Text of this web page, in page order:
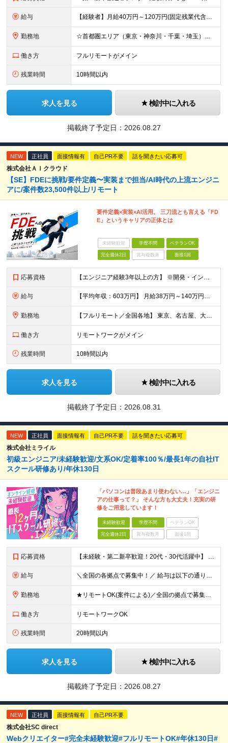
給与 【経験者】月給40万円～120万円(固定残業代含む)+各種手当 ★前職給与の総収入額を100％保証｜還元率84％〜100％ ★20代の平均年収570万円 ※月給には、みなし残業手当(月30時間／5万
勤務地 ☆首都圏エリア（東京・神奈川・千葉・埼玉）・名古屋・大阪・福岡を中心とした全国各地のプロジェクト先に参画いただきます。 ※希望をヒアリングした上で決定します ☆全国各地からフルリモートOK 【本社】
働き方 フルリモートがメイン
残業時間 10時間以内
求人を見る 検討中に入れる
掲載終了予定日： 2026.08.27
NEW 正社員 面接情報有 自己PR不要 話を聞きたい応募可
株式会社ＡＩクラウド
【SE】FDEに挑戦/要件定義〜実装まで担当/AI時代の上流エンジニ
アに/案件数23,500件以上/リモート
要件定義×実装×AI活用。 三刀流とも言える「FD
E」というキャリアの正体とは
未経験歓迎 学歴不問 ベテランOK
完全週休2日 賞与複数月 面接1回
応募資格 【エンジニア経験3年以上の方】 ※開発・インフラ・工程・言語一切不問 ※文理・学歴不問 【歓迎条件】 ◆Python実務経験がある方 ◆LLM・生成AIを使った開発経験がある方 ◆要件定義・顧客折衝
給与 【平均年収：603万円】 月給38万円～140万円＋諸手当（経験者） 【平均年収603万円】 ※案件の契約内容や昇給額などはすべて開示します。 ※経験や能力を考慮し決定します。 ※月給には固定残業
勤務地 【フルリモート／全国各地】 東京、名古屋、大阪、福岡を中心とした全国のプロジェクトにアサイン。 ※プロジェクトは完全選択制です。 ※フルリモート、ハイブリッド型、常駐案件から自由に選択可能です。 ※転
働き方 リモートワークがメイン
残業時間 10時間以内
求人を見る 検討中に入れる
掲載終了予定日： 2026.08.31
NEW 正社員 面接情報有 自己PR不要 話を聞きたい応募可
株式会社ミライル
初級エンジニア/未経験歓迎/文系OK/定着率100％/最長1年の自社IT
スクール研修あり/年休130日
「パソコンは普段あまり使わない…」「エンジニ
アの仕事って？」 そんな方も大丈夫！充実の研
修をご用意しています！
未経験歓迎 学歴不問 ベテランOK
完全週休2日 賞与複数月 面接1回
応募資格 【未経験・第二新卒歓迎！20代・30代活躍中】 ★意欲・人柄重視の採用を実施！ ◆学歴不問 ◆社会人未経験もOK ～こんな方にオススメです～ ◎エンジニアに興味・関心のある方 ◎正社員デビューを叶え
給与 ＼全国の各拠点で募集中！／ 給与は以下の通り、勤務地により異なります。 札幌：月給23万円～27万円 仙台：月給22万円～26万円 新潟：月給22万円～26万円 東京：月給26万円～30万円 大阪：
勤務地 ★リモートOK(案件による)／全国の拠点で募集中！ 北海道、宮城県、新潟県、東京都、大阪府、福岡県、沖縄県にある各拠点 ※様々な企業の現場で、当社プロジェクトに加わり業務を行っていただきます。 ※希望
働き方 リモートワークOK
残業時間 20時間以内
求人を見る 検討中に入れる
掲載終了予定日： 2026.08.27
NEW 正社員 面接情報有 自己PR不要
株式会社SC direct
Webクリエイター#完全未経験歓迎#フルリモートOK#年休130日#